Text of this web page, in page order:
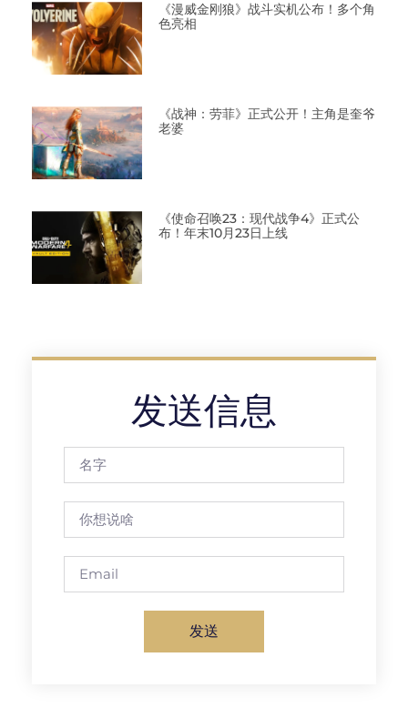
《漫威金刚狼》战斗实机公布！多个角
色亮相
《战神：劳菲》正式公开！主角是奎爷
老婆
《使命召唤23：现代战争4》正式公
布！年末10月23日上线
发送信息
发送